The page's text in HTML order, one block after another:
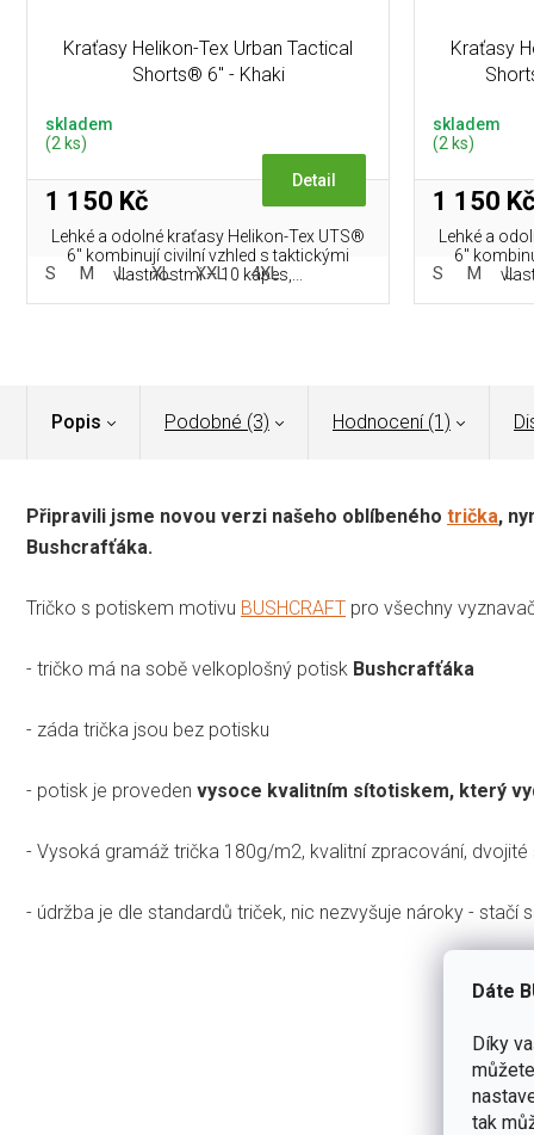
Dáte
Díky
tak
Kraťasy Helikon-Tex Urban Tactical
Shorts® 6" - Khaki
skladem
(2 ks)
1 150 Kč
Detail
Lehké a odolné kraťasy Helikon-Tex UTS®
6" kombinují civilní vzhled s taktickými
vlastnostmi – 10 kapes,...
S M L XL XXL 4XL
Kraťasy
skladem
(2 ks)
1 150 Kč
Lehké a
6"
S M L
Popis Podobné (3) Hodnocení (1)
Připravili jsme novou verzi našeho oblíbeného trička,
Bushcrafťáka.
Tričko s potiskem motivu BUSHCRAFT pro všechny
- tričko má na sobě velkoplošný potisk Bushcrafťáka
- záda trička jsou bez potisku
- potisk je proveden vysoce kvalitním sítotiskem, který
- Vysoká gramáž trička 180g/m2, kvalitní zpracování,
- údržba je dle standardů triček, nic nezvyšuje nároky - stačí
5,0
1 hodnocení